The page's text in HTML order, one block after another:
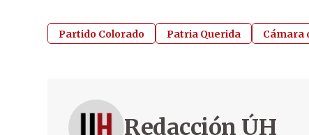
Partido Colorado Patria Querida Cámara
Redacción ÚH